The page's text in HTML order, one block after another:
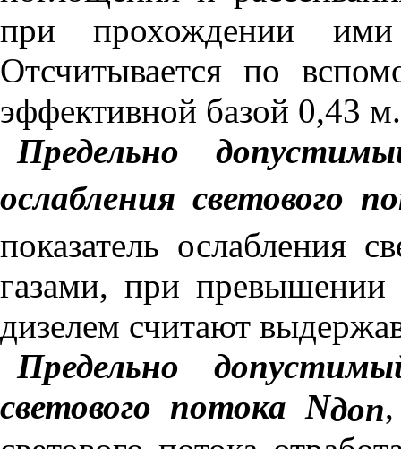
при прохождении
Отсчитывается по
эффективной базой 0,43 м.
Предельно
ослабления светового
показатель ослабления
газами, при
дизелем считают
Предельно
светового потока Nдоп